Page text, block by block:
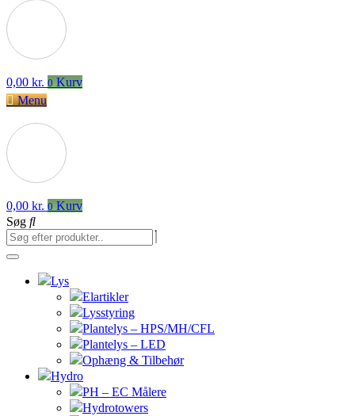
0,00 kr. 0 Kurv
Menu
0,00 kr. 0 Kurv
Søg
Lys
Elartikler
Lysstyring
Plantelys – HPS/MH/CFL
Plantelys – LED
Ophæng & Tilbehør
Hydro
PH – EC Målere
Hydrotowers